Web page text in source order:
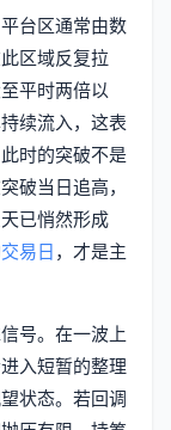
台区通常由数
区域反复拉
平时两倍以
续流入，这表
时的突破不是
破当日追高，
已悄然形成
交易日 ，才是主
号。在一波上
入短暂的整理
状态。若回调